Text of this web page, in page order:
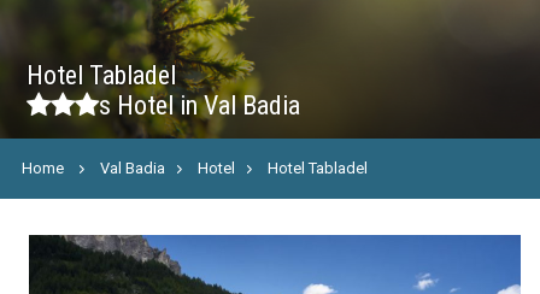
Hotel Tabladel
sHotel in Val Badia
Home Val Badia Hotel Hotel Tabladel